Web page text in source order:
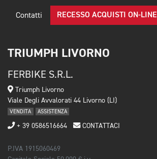
Contatti RECESSO ACQUISTI ON-LINE
TRIUMPH LIVORNO
FERBIKE S.R.L.
Triumph Livorno
Viale Degli Avvalorati 44 Livorno (LI)
VENDITA ASSISTENZA
+ 39 0586516664 CONTATTACI
P.IVA 1915060469